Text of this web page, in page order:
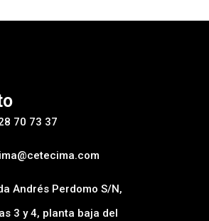
70 73 37
Andrés Perdomo S/N,
3 y 4, planta baja del